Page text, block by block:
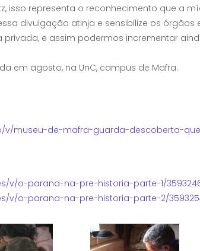
isso representa o reconhecimento que a
divulgação atinja e sensibilize os órgãos
e assim podermos incrementar
em agosto, na UnC, campus de Mafra.
v/museu-de-mafra-guarda-descoberta-
v/o-parana-na-pre-historia-parte-1/
v/o-parana-na-pre-historia-parte-2/